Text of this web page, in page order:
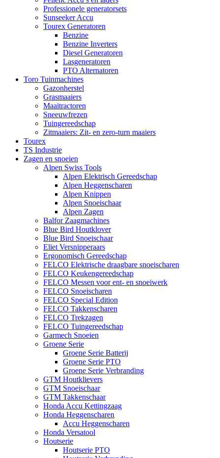
Professionele generatorsets
Sunseeker Accu
Tourex Generatoren
Benzine
Benzine Inverters
Diesel Generatoren
Lasgeneratoren
PTO Alternatoren
Toro Tuinmachines
Gazonherstel
Grasmaaiers
Maaitractoren
Sneeuwfrezen
Tuingereedschap
Zitmaaiers: Zit- en zero-turn maaiers
Tourex
TS Industrie
Zagen en snoeien
Alpen Swiss Tools
Alpen Elektrisch Gereedschap
Alpen Heggenscharen
Alpen Knippen
Alpen Snoeischaar
Alpen Zagen
Balfor Zaagmachines
Blue Bird Houtklover
Blue Bird Snoeischaar
Eliet Versnipperaars
Ergonomisch Gereedschap
FELCO Elektrische draagbare snoeischaren
FELCO Keukengereedschap
FELCO Messen voor ent- en snoeiwerk
FELCO Snoeischaren
FELCO Special Edition
FELCO Takkenscharen
FELCO Trekzagen
FELCO Tuingereedschap
Garmech Snoeien
Groene Serie
Groene Serie Batterij
Groene Serie PTO
Groene Serie Verbranding
GTM Houtklievers
GTM Snoeischaar
GTM Takkenschaar
Honda Accu Kettingzaag
Honda Heggenscharen
Accu Heggenscharen
Honda Versatool
Houtserie
Houtserie PTO